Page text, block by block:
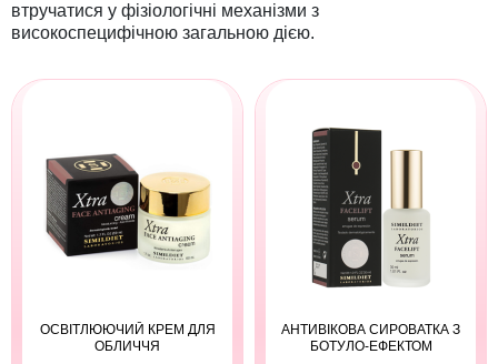
втручатися у фізіологічні механізми з
високоспецифічною загальною дією.
ОСВІТЛЮЮЧИЙ КРЕМ ДЛЯ
ОБЛИЧЧЯ
АНТИВІКОВА СИРОВАТКА З
БОТУЛО-ЕФЕКТОМ